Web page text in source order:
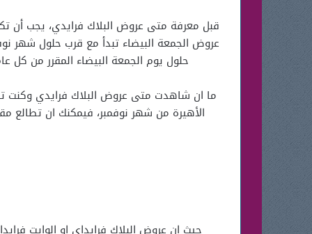
قبل معرفة متى عروض البلاك فرايدي، يجب أن
عروض الجمعة البيضاء تبدأ مع قرب حلول شهر
حلول يوم الجمعة البيضاء المقرر من كل
ما ان شاهدت متى عروض البلاك فرايدي وكنت
الأهيرة من شهر نوفمبر، فيمكنك ان تطالع
حيث ان عروض البلاك فرايداي او الوايت